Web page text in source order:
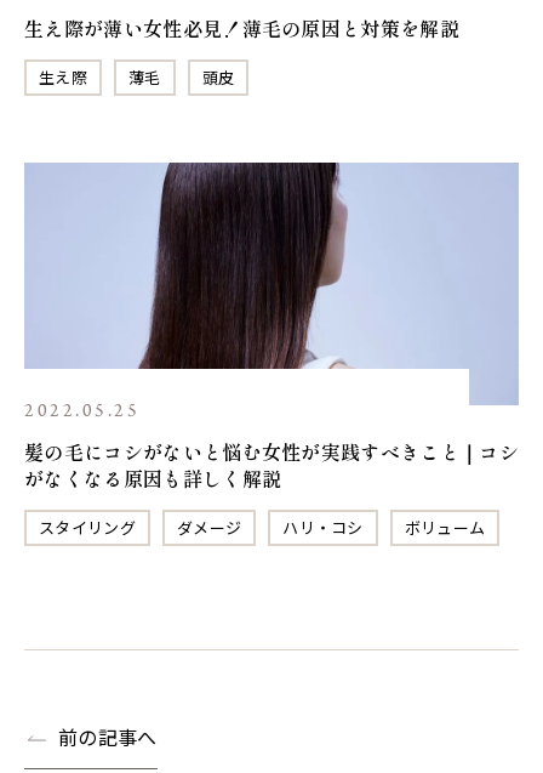
生え際が薄い女性必見！薄毛の原因と対策を解説
生え際 薄毛 頭皮
2022.05.25
髪の毛にコシがないと悩む女性が実践すべきこと｜コシ
がなくなる原因も詳しく解説
スタイリング ダメージ ハリ・コシ ボリューム
前の記事へ